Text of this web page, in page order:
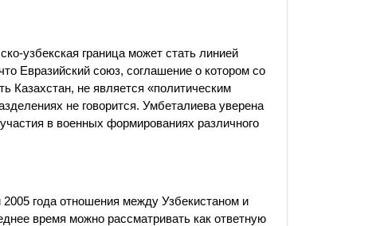
узбекская граница может стать линией
Евразийский союз, соглашение о котором со
Казахстан, не является «политическим
не говорится. Умбеталиева уверена
в военных формированиях различного
года отношения между Узбекистаном и
время можно рассматривать как ответную